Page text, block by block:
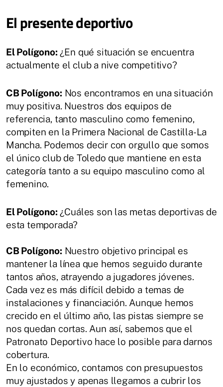
El presente deportivo
El Polígono: ¿En qué situación se encuentra
actualmente el club a nive competitivo?
CB Polígono: Nos encontramos en una situación
muy positiva. Nuestros dos equipos de
referencia, tanto masculino como femenino,
compiten en la Primera Nacional de Castilla-La
Mancha. Podemos decir con orgullo que somos
el único club de Toledo que mantiene en esta
categoría tanto a su equipo masculino como al
femenino.
El Polígono: ¿Cuáles son las metas deportivas de
esta temporada?
CB Polígono: Nuestro objetivo principal es
mantener la línea que hemos seguido durante
tantos años, atrayendo a jugadores jóvenes.
Cada vez es más difícil debido a temas de
instalaciones y financiación. Aunque hemos
crecido en el último año, las pistas siempre se
nos quedan cortas. Aun así, sabemos que el
Patronato Deportivo hace lo posible para darnos
cobertura.
En lo económico, contamos con presupuestos
muy ajustados y apenas llegamos a cubrir los